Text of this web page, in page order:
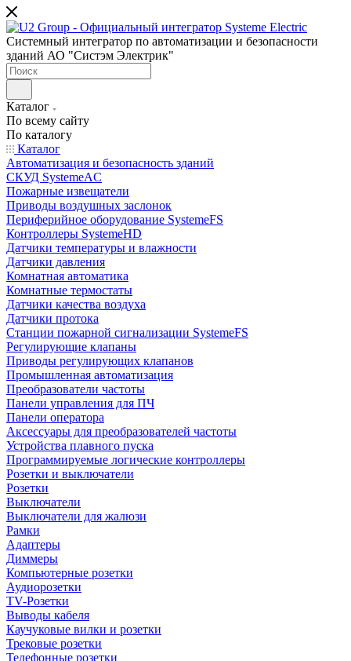
Системный интегратор по автоматизации и безопасности
зданий АО "Систэм Электрик"
Каталог
По всему сайту
По каталогу
Каталог
Автоматизация и безопасность зданий
СКУД SystemeAC
Пожарные извещатели
Приводы воздушных заслонок
Периферийное оборудование SystemeFS
Контроллеры SystemeHD
Датчики температуры и влажности
Датчики давления
Комнатная автоматика
Комнатные термостаты
Датчики качества воздуха
Датчики протока
Станции пожарной сигнализации SystemeFS
Регулирующие клапаны
Приводы регулирующих клапанов
Промышленная автоматизация
Преобразователи частоты
Панели управления для ПЧ
Панели оператора
Аксессуары для преобразователей частоты
Устройства плавного пуска
Программируемые логические контроллеры
Розетки и выключатели
Розетки
Выключатели
Выключатели для жалюзи
Рамки
Адаптеры
Диммеры
Компьютерные розетки
Аудиорозетки
TV-Розетки
Выводы кабеля
Каучуковые вилки и розетки
Трековые розетки
Телефонные розетки